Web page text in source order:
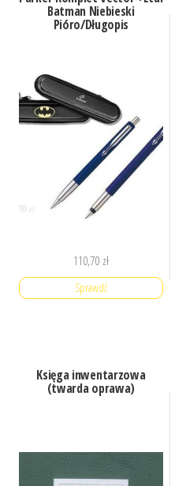
Batman Niebieski
Pióro/Długopis
110,70 zł
Sprawdź
Księga inwentarzowa
(twarda oprawa)